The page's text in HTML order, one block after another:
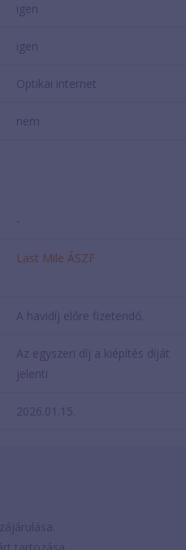
igen
igen
Optikai internet
nem
-
Last Mile ÁSZF
A havidíj előre fizetendő.
Az egyszeri díj a kiépítés díját
jelenti
2026.01.15.